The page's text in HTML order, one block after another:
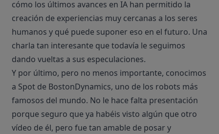
cómo los últimos avances en IA han permitido la
creación de experiencias muy cercanas a los seres
humanos y qué puede suponer eso en el futuro. Una
charla tan interesante que todavía le seguimos
dando vueltas a sus especulaciones.
Y por último, pero no menos importante, conocimos
a Spot de BostonDynamics, uno de los robots más
famosos del mundo. No le hace falta presentación
porque seguro que ya habéis visto algún que otro
vídeo de él, pero fue tan amable de posar y